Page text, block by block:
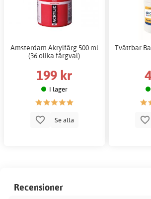
Amsterdam Akrylfärg 500 ml
(36 olika färgval)
199 kr
I lager
Se alla
Tvättbar
Recensioner